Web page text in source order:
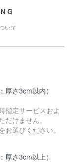
いて
さ3cm以内）
指定サービスおよ
けません。
お選びください。
さ3cm以上）